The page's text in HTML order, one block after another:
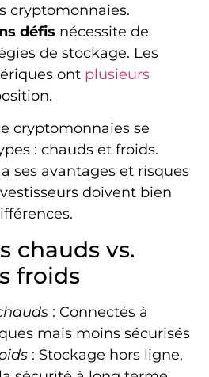
cryptomonnaies.
défis nécessite de
de stockage. Les
ont plusieurs
cryptomonnaies se
: chauds et froids.
ses avantages et risques
doivent bien
chauds vs.
froids
: Connectés à
mais moins sécurisés
: Stockage hors ligne,